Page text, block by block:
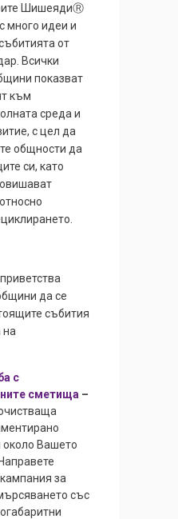
ШишеядиⓇ
много идеи и
от
Всички
показват
към
среда и
с цел да
общности да
си, като
да се
събития
на
с
сметища –
Вашето
за
със